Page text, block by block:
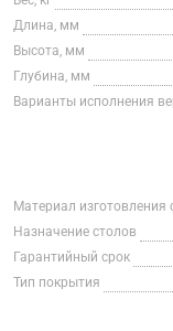
Длина, мм
Высота, мм
Глубина, мм
Варианты исполнения
Материал изготовления
Назначение столов
Гарантийный срок
Тип покрытия